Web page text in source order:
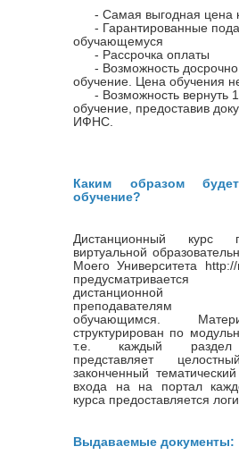
- Самая выгодная цена
- Гарантированные
обучающемуся
- Рассрочка оплаты
- Возможность досрочно
обучение. Цена обучения
- Возможность вернуть
обучение, предоставив
ИФНС.
Каким образом
обучение?
Дистанционный курс
виртуальной
Моего Университета
предусматривается
дистанционной
обучающимся.
структурирован по
т.е. каждый раздел
представляет
законченный
входа на на портал
курса предоставляется
Выдаваемые документы: